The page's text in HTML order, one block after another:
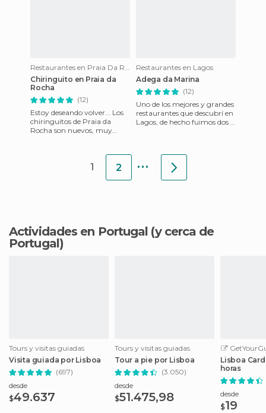
Restaurantes en Praia Da Rocha
Chiringuito en Praia da
Rocha
(12)
Estoy deseando volver... Los
chiringuitos de Praia da
Rocha son nuevos, muy
Restaurantes en Lagos
Adega da Marina
(12)
Uno de los mejores y grandes
restaurantes que descubrí en
Lagos, de hecho fuimos dos o
1 2 ...
Actividades en Portugal (y cerca de
Portugal)
Tours y visitas guiadas
Visita guiada por Lisboa
(697)
desde
$49.637
Tours y visitas guiadas
Tour a pie por Lisboa
(3.050)
desde
$51.475,98
Lisboa
horas
desde
$19